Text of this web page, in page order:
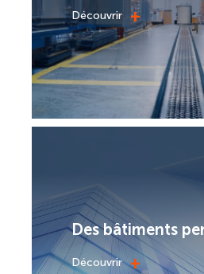
Découvrir +
Des bâtiments
Découvrir +